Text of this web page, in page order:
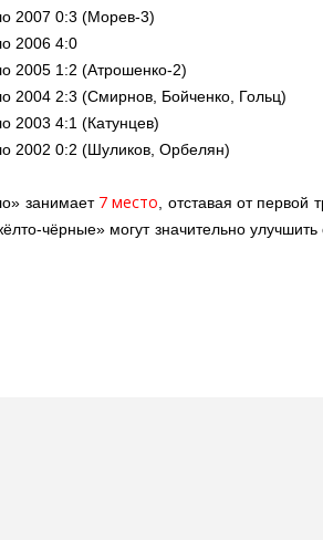
2007 0:3 (Морев-3)
2006 4:0
2005 1:2 (Атрошенко-2)
2004 2:3 (Смирнов, Бойченко, Гольц)
2003 4:1 (Катунцев)
2002 0:2 (Шуликов, Орбелян)
занимает 7 место , отставая от
чёрные» могут значительно